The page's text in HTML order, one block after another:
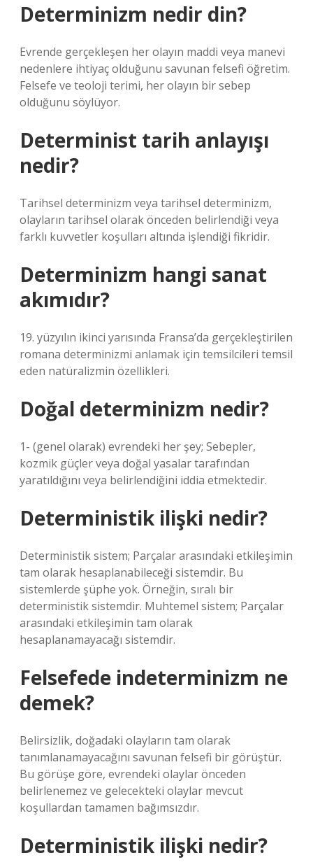
Determinizm nedir din?
Evrende gerçekleşen her olayın maddi veya manevi
nedenlere ihtiyaç olduğunu savunan felsefi öğretim.
Felsefe ve teoloji terimi, her olayın bir sebep
olduğunu söylüyor.
Determinist tarih anlayışı
nedir?
Tarihsel determinizm veya tarihsel determinizm,
olayların tarihsel olarak önceden belirlendiği veya
farklı kuvvetler koşulları altında işlendiği fikridir.
Determinizm hangi sanat
akımıdır?
19. yüzyılın ikinci yarısında Fransa’da gerçekleştirilen
romana determinizmi anlamak için temsilcileri temsil
eden natüralizmin özellikleri.
Doğal determinizm nedir?
1- (genel olarak) evrendeki her şey; Sebepler,
kozmik güçler veya doğal yasalar tarafından
yaratıldığını veya belirlendiğini iddia etmektedir.
Deterministik ilişki nedir?
Deterministik sistem; Parçalar arasındaki etkileşimin
tam olarak hesaplanabileceği sistemdir. Bu
sistemlerde şüphe yok. Örneğin, sıralı bir
deterministik sistemdir. Muhtemel sistem; Parçalar
arasındaki etkileşimin tam olarak
hesaplanamayacağı sistemdir.
Felsefede indeterminizm ne
demek?
Belirsizlik, doğadaki olayların tam olarak
tanımlanamayacağını savunan felsefi bir görüştür.
Bu görüşe göre, evrendeki olaylar önceden
belirlenemez ve gelecekteki olaylar mevcut
koşullardan tamamen bağımsızdır.
Deterministik ilişki nedir?